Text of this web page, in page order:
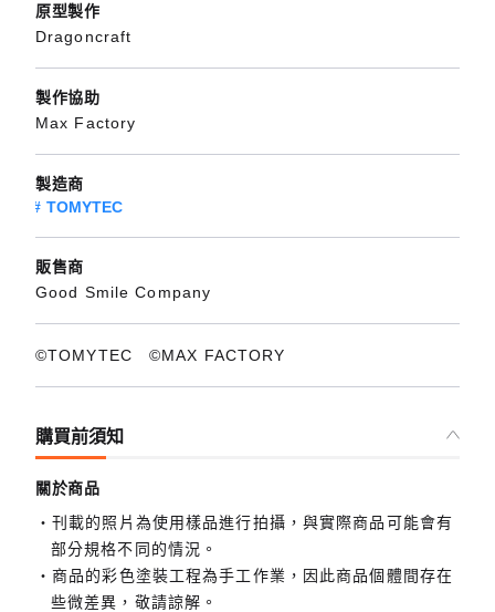
原型製作
Dragoncraft
製作協助
Max Factory
製造商
TOMYTEC
販售商
Good Smile Company
©TOMYTEC ©MAX FACTORY
購買前須知
關於商品
刊載的照片為使用樣品進行拍攝，與實際商品可能會有
部分規格不同的情況。
商品的彩色塗裝工程為手工作業，因此商品個體間存在
些微差異，敬請諒解。